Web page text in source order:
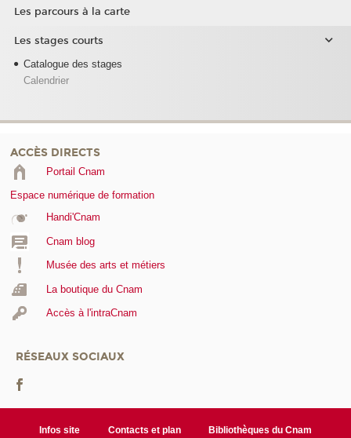
Les parcours à la carte
Les stages courts
Catalogue des stages
Calendrier
ACCÈS DIRECTS
Portail Cnam
Espace numérique de formation
Handi'Cnam
Cnam blog
Musée des arts et métiers
La boutique du Cnam
Accès à l'intraCnam
RÉSEAUX SOCIAUX
Infos site Contacts et plan Bibliothèques du Cnam